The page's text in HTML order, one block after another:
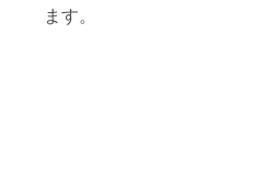
ます。